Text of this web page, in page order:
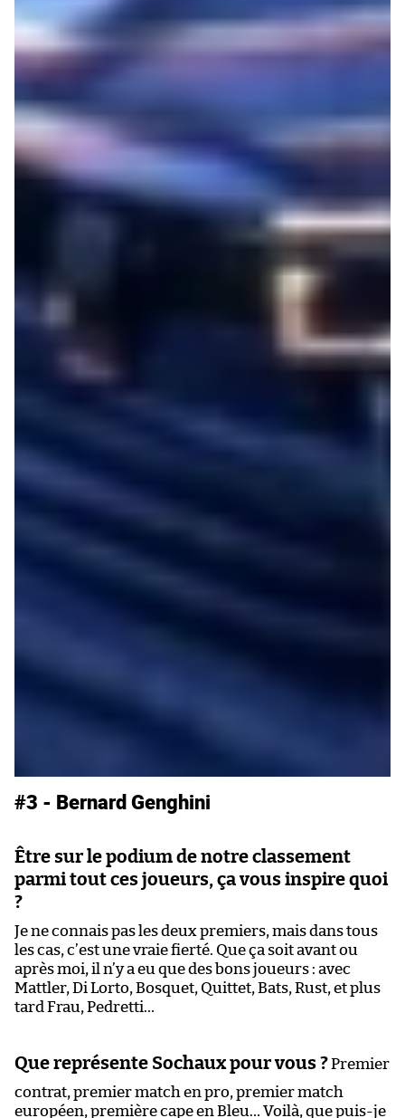
#3 - Bernard Genghini
Être sur le podium de notre classement
parmi tout ces joueurs, ça vous inspire quoi
?
Je ne connais pas les deux premiers, mais dans tous
les cas, c’est une vraie fierté. Que ça soit avant ou
après moi, il n’y a eu que des bons joueurs : avec
Mattler, Di Lorto, Bosquet, Quittet, Bats, Rust, et plus
tard Frau, Pedretti…
Que représente Sochaux pour vous ?Premier
contrat, premier match en pro, premier match
européen, première cape en Bleu… Voilà, que puis-je